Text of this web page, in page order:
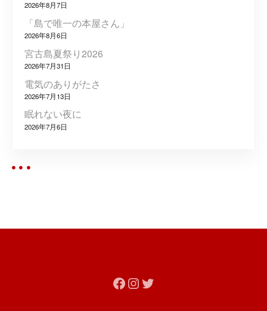
シ
ョ
ン
2026年8月7日
「島で唯一の本屋さん」
2026年8月6日
宮古島夏祭り2026
2026年7月31日
電気のありがたさ
2026年7月13日
眠れない夜に
2026年7月6日
Facebook Instagram Twitter